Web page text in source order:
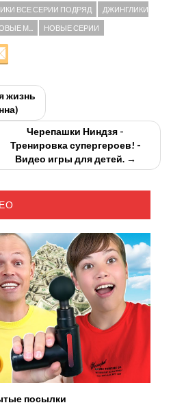
ВСЕ СЕРИИ ПОДРЯД ДЖИНГЛИКИ
М... НОВЫЕ СЕРИИ
жизнь
Черепашки Ниндзя -
Тренировка супергероев! -
Видео игры для детей. →
посылки